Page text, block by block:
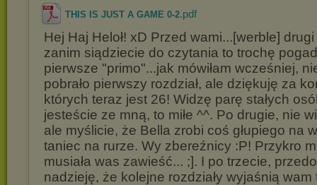
THIS IS JUST A GAME 0-2.pdf
Hej Haj Heloł! xD Przed wami...[werble] drugi
zanim siądziecie do czytania to trochę
pierwsze "primo"...jak mówiłam wcześniej,
pobrało pierwszy rozdział, ale dziękuję za
których teraz jest 26! Widzę parę stałych
jesteście ze mną, to miłe ^^. Po drugie, nie
ale myślicie, że Bella zrobi coś głupiego na
taniec na rurze. Wy zbereźnicy :P! Przykro
musiała was zawieść... ;]. I po trzecie,
nadzieję, że kolejne rozdziały wyjaśnią wam